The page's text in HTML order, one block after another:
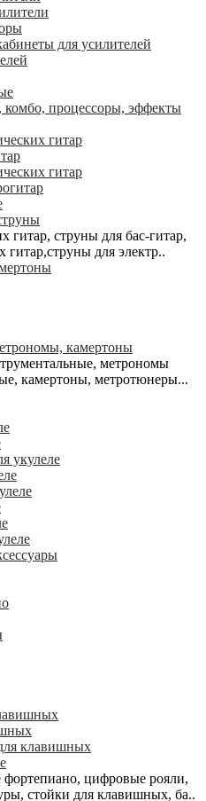
для усилителей
комбо, процессоры, эффекты
гитар
гитар
гитар, струны для бас-гитар,
гитар,струны для электр..
камертоны
метрономы
камертоны, метротюнеры...
укулеле
клавишных
цифровые рояли,
стойки для клавишных, ба..